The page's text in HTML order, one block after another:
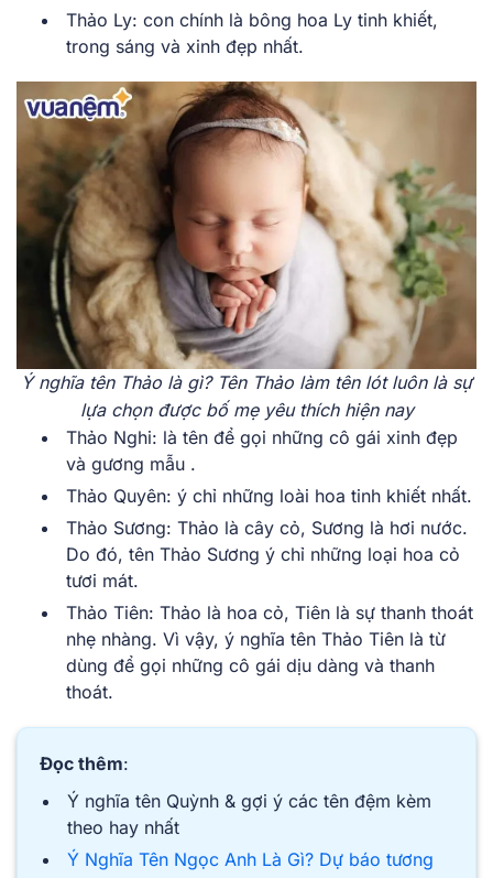
Thảo Ly: con chính là bông hoa Ly tinh khiết,
trong sáng và xinh đẹp nhất.
Ý nghĩa tên Thảo là gì? Tên Thảo làm tên lót luôn là sự
lựa chọn được bố mẹ yêu thích hiện nay
Thảo Nghi: là tên để gọi những cô gái xinh đẹp
và gương mẫu .
Thảo Quyên: ý chỉ những loài hoa tinh khiết nhất.
Thảo Sương: Thảo là cây cỏ, Sương là hơi nước.
Do đó, tên Thảo Sương ý chỉ những loại hoa cỏ
tươi mát.
Thảo Tiên: Thảo là hoa cỏ, Tiên là sự thanh thoát
nhẹ nhàng. Vì vậy, ý nghĩa tên Thảo Tiên là từ
dùng để gọi những cô gái dịu dàng và thanh
thoát.
Đọc thêm:
Ý nghĩa tên Quỳnh & gợi ý các tên đệm kèm
theo hay nhất
Ý Nghĩa Tên Ngọc Anh Là Gì? Dự báo tương